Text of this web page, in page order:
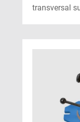
transversal